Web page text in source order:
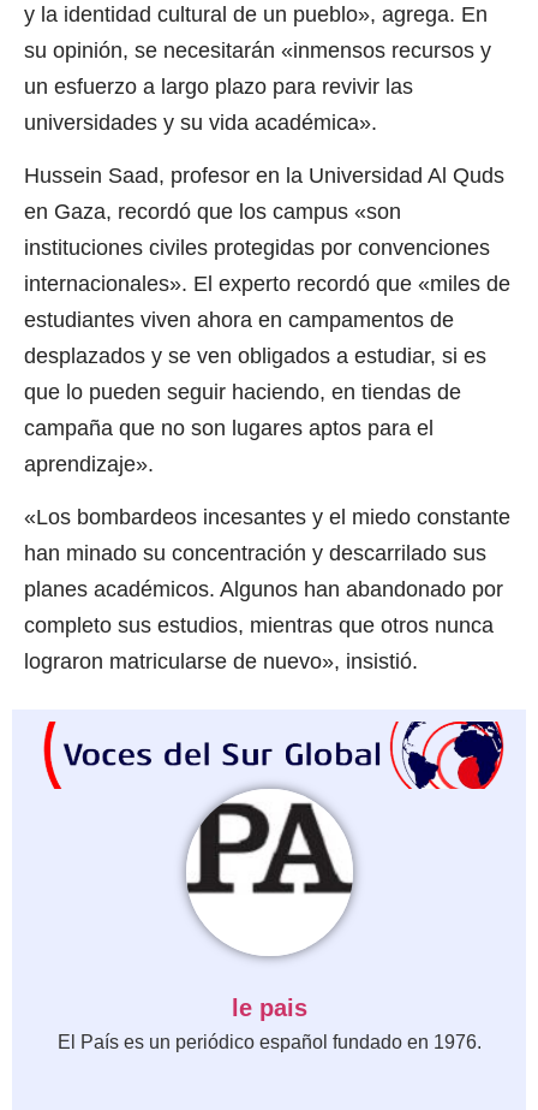
y la identidad cultural de un pueblo», agrega. En
su opinión, se necesitarán «inmensos recursos y
un esfuerzo a largo plazo para revivir las
universidades y su vida académica».
Hussein Saad, profesor en la Universidad Al Quds
en Gaza, recordó que los campus «son
instituciones civiles protegidas por convenciones
internacionales». El experto recordó que «miles de
estudiantes viven ahora en campamentos de
desplazados y se ven obligados a estudiar, si es
que lo pueden seguir haciendo, en tiendas de
campaña que no son lugares aptos para el
aprendizaje».
«Los bombardeos incesantes y el miedo constante
han minado su concentración y descarrilado sus
planes académicos. Algunos han abandonado por
completo sus estudios, mientras que otros nunca
lograron matricularse de nuevo», insistió.
le pais
El País es un periódico español fundado en 1976.